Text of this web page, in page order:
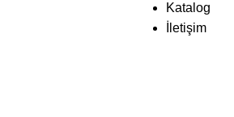
Katalog
İletişim